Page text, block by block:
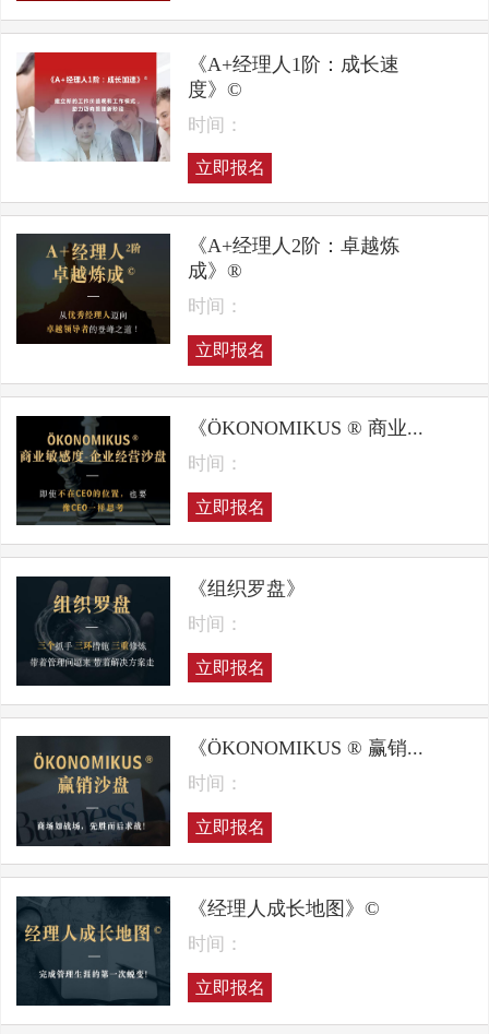
《A+经理人1阶：成长速
度》©
时间：
立即报名
《A+经理人2阶：卓越炼
成》®
时间：
立即报名
《ÖKONOMIKUS ® 商业...
时间：
立即报名
《组织罗盘》
时间：
立即报名
《ÖKONOMIKUS ® 赢销...
时间：
立即报名
《经理人成长地图》©
时间：
立即报名